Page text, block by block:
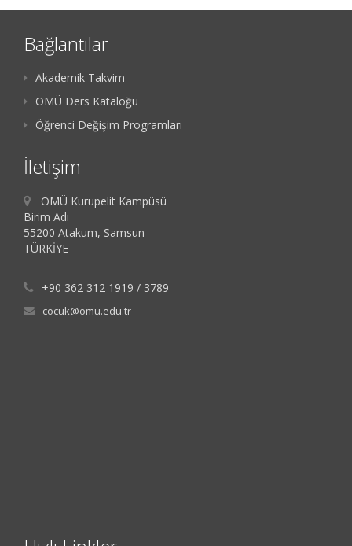
Bağlantılar
Akademik Takvim
OMÜ Ders Kataloğu
Öğrenci Değişim Programları
İletişim
OMÜ Kurupelit Kampüsü
Birim Adı
55200 Atakum, Samsun
TÜRKİYE
+90 362 312 1919 / 3789
cocuk@omu.edu.tr